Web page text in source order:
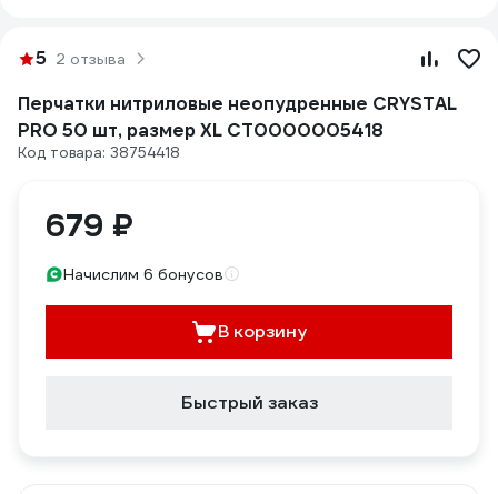
5 2 отзыва
Перчатки нитриловые неопудренные CRYSTAL
PRO 50 шт, размер XL CT0000005418
Код товара: 38754418
679 ₽
Начислим 6 бонусов
В корзину
Быстрый заказ